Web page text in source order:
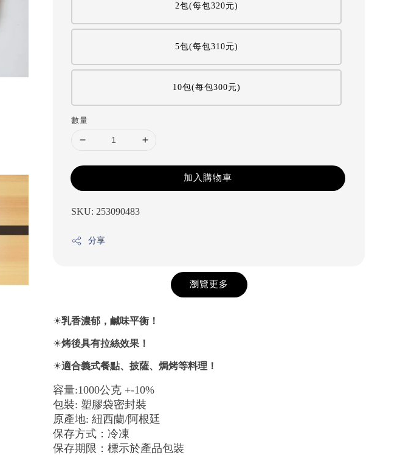
2包(每包320元)
5包(每包310元)
10包(每包300元)
數量
加入購物車
SKU: 253090483
分享
瀏覽更多
☀乳香濃郁，鹹味平衡！
☀烤後具有拉絲效果！
☀適合義式餐點、披薩、焗烤等料理！
容量:1000公克 +-10%
包裝: 塑膠袋密封裝
原產地: 紐西蘭/阿根廷
保存方式：冷凍
保存期限：標示於產品包裝